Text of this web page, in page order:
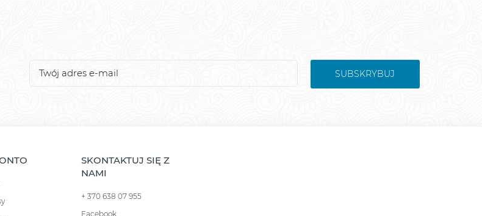
SUBSKRYBUJ
SKONTAKTUJ SIĘ Z
NAMI
+ 370 638 07 955
Facebook